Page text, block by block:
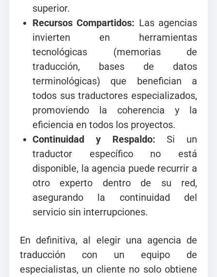
superior.
Recursos Compartidos: Las agencias
invierten en herramientas
tecnológicas (memorias de
traducción, bases de datos
terminológicas) que benefician a
todos sus traductores especializados,
promoviendo la coherencia y la
eficiencia en todos los proyectos.
Continuidad y Respaldo: Si un
traductor específico no está
disponible, la agencia puede recurrir a
otro experto dentro de su red,
asegurando la continuidad del
servicio sin interrupciones.
En definitiva, al elegir una agencia de
traducción con un equipo de
especialistas, un cliente no solo obtiene